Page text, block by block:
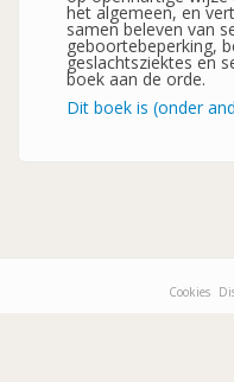
het algemeen, en
samen beleven van
geboortebeperking,
geslachtsziektes en
boek aan de orde.
Dit boek is (onder
Cookies